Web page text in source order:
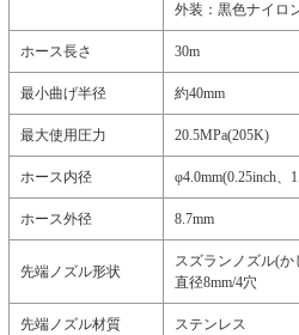
外装：黒色ナイロ
ホース長さ 30m
最小曲げ半径 約40mm
最大使用圧力 20.5MPa(205K)
ホース内径 φ4.0mm(0.25inch、
ホース外径 8.7mm
先端ノズル形状
スズランノズル(か
直径8mm/4穴
先端ノズル材質 ステンレス